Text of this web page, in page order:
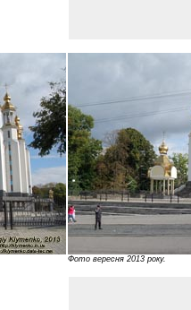
Фото вересня 2013 року.